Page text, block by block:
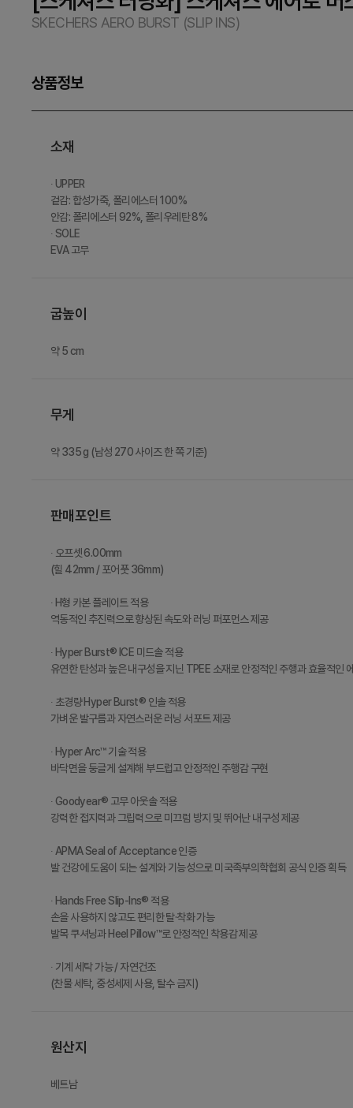
SKECHERS AERO BURST (SLIP INS)
상품정보
소재
∙ UPPER
겉감: 합성가죽, 폴리에스터 100%
안감: 폴리에스터 92%, 폴리우레탄 8%
∙ SOLE
EVA 고무
굽높이
약 5 cm
무게
약 335 g (남성 270 사이즈 한 쪽 기준)
판매포인트
∙ 오프셋 6.00mm
(힐 42mm / 포어풋 36mm)
∙ H형 카본 플레이트 적용
역동적인 추진력으로 향상된 속도와 러닝 퍼포먼스 제공
∙ Hyper Burst® ICE 미드솔 적용
유연한 탄성과 높은 내구성을 지닌 TPEE 소재로 안정적인 주행과 효율적인
∙ 초경량 Hyper Burst® 인솔 적용
가벼운 발구름과 자연스러운 러닝 서포트 제공
∙ Hyper Arc™ 기술 적용
바닥면을 둥글게 설계해 부드럽고 안정적인 주행감 구현
∙ Goodyear® 고무 아웃솔 적용
강력한 접지력과 그립력으로 미끄럼 방지 및 뛰어난 내구성 제공
∙ APMA Seal of Acceptance 인증
발 건강에 도움이 되는 설계와 기능성으로 미국족부의학협회 공식 인증 획득
∙ Hands Free Slip-Ins® 적용
손을 사용하지 않고도 편리한 탈·착화 가능
발목 쿠셔닝과 Heel Pillow™로 안정적인 착용감 제공
∙ 기계 세탁 가능 / 자연건조
(찬물 세탁, 중성세제 사용, 탈수 금지)
원산지
베트남